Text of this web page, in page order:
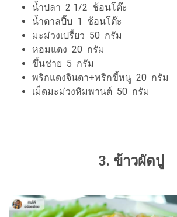
น้ำปลา 2 1/2 ช้อนโต๊ะ
น้ำตาลปี๊บ 1 ช้อนโต๊ะ
มะม่วงเปรี้ยว 50 กรัม
หอมแดง 20 กรัม
ขึ้นช่าย 5 กรัม
พริกแดงจินดา+พริกขี้หนู 20 กรัม
เม็ดมะม่วงหิมพานต์ 50 กรัม
3. ข้าวผัดปู